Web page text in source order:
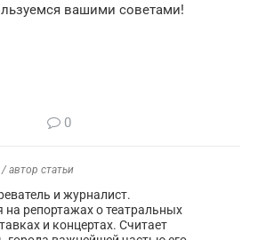
вашими советами!
0
/ автор статьи
и журналист.
на репортажах о театральных
и концертах. Считает